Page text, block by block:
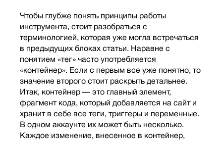
Чтобы глубже понять принципы работы
инструмента, стоит разобраться с
терминологией, которая уже могла встречаться
в предыдущих блоках статьи. Наравне с
понятием «тег» часто употребляется
«контейнер». Если с первым все уже понятно, то
значение второго стоит раскрыть детальнее.
Итак, контейнер — это главный элемент,
фрагмент кода, который добавляется на сайт и
хранит в себе все теги, триггеры и переменные.
В одном аккаунте их может быть несколько.
Каждое изменение, внесенное в контейнер,